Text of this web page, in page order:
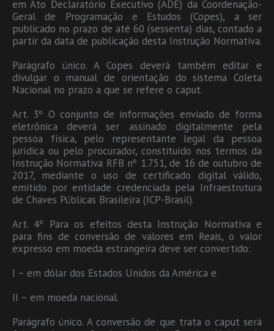
em Ato Declaratório Executivo (ADE) da Coordenação-
Geral de Programação e Estudos (Copes), a ser
publicado no prazo de até 60 (sessenta) dias, contado a
partir da data de publicação desta Instrução Normativa.
Parágrafo único. A Copes deverá também editar e
divulgar o manual de orientação do sistema Coleta
Nacional no prazo a que se refere o caput.
Art. 3º O conjunto de informações enviado de forma
eletrônica deverá ser assinado digitalmente pela
pessoa física, pelo representante legal da pessoa
jurídica ou pelo procurador, constituído nos termos da
Instrução Normativa RFB nº 1.751, de 16 de outubro de
2017, mediante o uso de certificado digital válido,
emitido por entidade credenciada pela Infraestrutura
de Chaves Públicas Brasileira (ICP-Brasil).
Art. 4º Para os efeitos desta Instrução Normativa e
para fins de conversão de valores em Reais, o valor
expresso em moeda estrangeira deve ser convertido:
I – em dólar dos Estados Unidos da América e
II – em moeda nacional.
Parágrafo único. A conversão de que trata o caput será